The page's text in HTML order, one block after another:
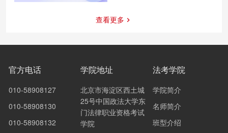
查看更多
官方电话
010-58908127
010-58908130
010-58908132
学院地址
北京市海淀区西土城
25号中国政法大学东
门法律职业资格考试
学院
法考学院
学院简介
名师简介
班型介绍